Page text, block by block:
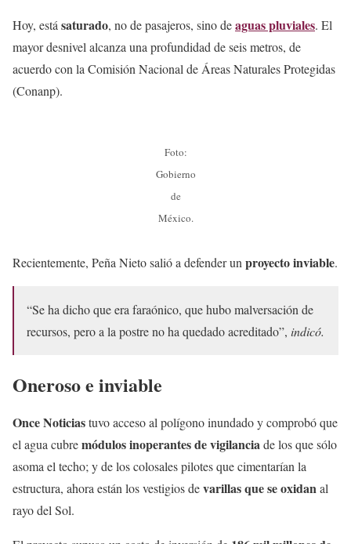
Hoy, está saturado, no de pasajeros, sino deaguas pluviales. El
mayor desnivel alcanza una profundidad de seis metros, de
acuerdo con la Comisión Nacional de Áreas Naturales Protegidas
(Conanp).
Foto:
Gobierno
de
México.
Recientemente, Peña Nieto salió a defender unproyecto inviable.
“Se ha dicho que era faraónico, que hubo malversación de
recursos, pero a la postre no ha quedado acreditado”, indicó.
Oneroso e inviable
Once Noticiastuvo acceso al polígono inundado y comprobó que
el agua cubremódulos inoperantes de vigilanciade los que sólo
asoma el techo; y de los colosales pilotes que cimentarían la
estructura, ahora están los vestigios devarillas que se oxidanal
rayo del Sol.